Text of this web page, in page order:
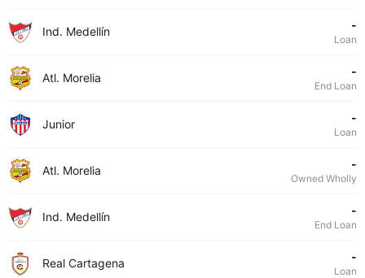
Ind. Medellín -
Loan
Atl. Morelia -
End Loan
Junior -
Loan
Atl. Morelia -
Owned Wholly
Ind. Medellín -
End Loan
Real Cartagena -
Loan